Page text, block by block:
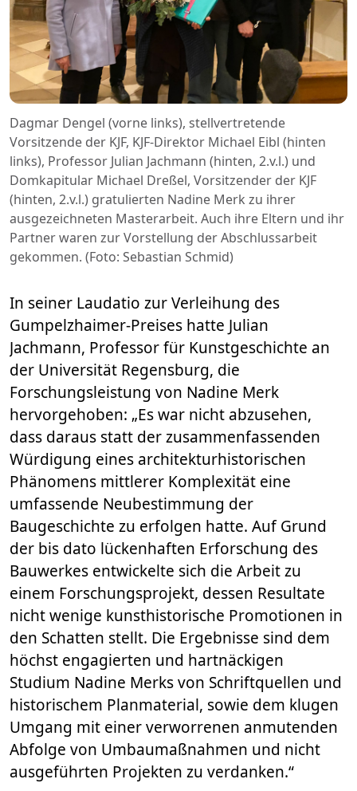
Dagmar Dengel (vorne links), stellvertretende
Vorsitzende der KJF, KJF-Direktor Michael Eibl (hinten
links), Professor Julian Jachmann (hinten, 2.v.l.) und
Domkapitular Michael Dreßel, Vorsitzender der KJF
(hinten, 2.v.l.) gratulierten Nadine Merk zu ihrer
ausgezeichneten Masterarbeit. Auch ihre Eltern und ihr
Partner waren zur Vorstellung der Abschlussarbeit
gekommen. (Foto: Sebastian Schmid)
In seiner Laudatio zur Verleihung des
Gumpelzhaimer-Preises hatte Julian
Jachmann, Professor für Kunstgeschichte an
der Universität Regensburg, die
Forschungsleistung von Nadine Merk
hervorgehoben: „Es war nicht abzusehen,
dass daraus statt der zusammenfassenden
Würdigung eines architekturhistorischen
Phänomens mittlerer Komplexität eine
umfassende Neubestimmung der
Baugeschichte zu erfolgen hatte. Auf Grund
der bis dato lückenhaften Erforschung des
Bauwerkes entwickelte sich die Arbeit zu
einem Forschungsprojekt, dessen Resultate
nicht wenige kunsthistorische Promotionen in
den Schatten stellt. Die Ergebnisse sind dem
höchst engagierten und hartnäckigen
Studium Nadine Merks von Schriftquellen und
historischem Planmaterial, sowie dem klugen
Umgang mit einer verworrenen anmutenden
Abfolge von Umbaumaßnahmen und nicht
ausgeführten Projekten zu verdanken.“